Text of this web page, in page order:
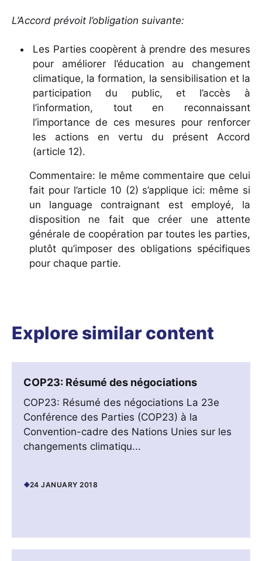
L’Accord prévoit l’obligation suivante:
Les Parties coopèrent à prendre des mesures
pour améliorer l’éducation au changement
climatique, la formation, la sensibilisation et la
participation du public, et l’accès à
l’information, tout en reconnaissant
l’importance de ces mesures pour renforcer
les actions en vertu du présent Accord
(article 12).
Commentaire: le même commentaire que celui
fait pour l’article 10 (2) s’applique ici: même si
un language contraignant est employé, la
disposition ne fait que créer une attente
générale de coopération par toutes les parties,
plutôt qu’imposer des obligations spécifiques
pour chaque partie.
Explore similar content
COP23: Résumé des négociations
COP23: Résumé des négociations La 23e
Conférence des Parties (COP23) à la
Convention-cadre des Nations Unies sur les
changements climatiqu...
24 JANUARY 2018